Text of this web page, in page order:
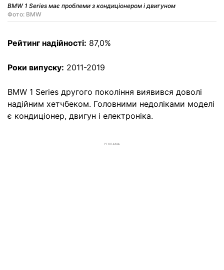
BMW 1 Series має проблеми з кондиціонером і двигуном
Фото: BMW
Рейтинг надійності: 87,0%
Роки випуску: 2011-2019
BMW 1 Series другого покоління виявився доволі
надійним хетчбеком. Головними недоліками моделі
є кондиціонер, двигун і електроніка.
РЕКЛАМА